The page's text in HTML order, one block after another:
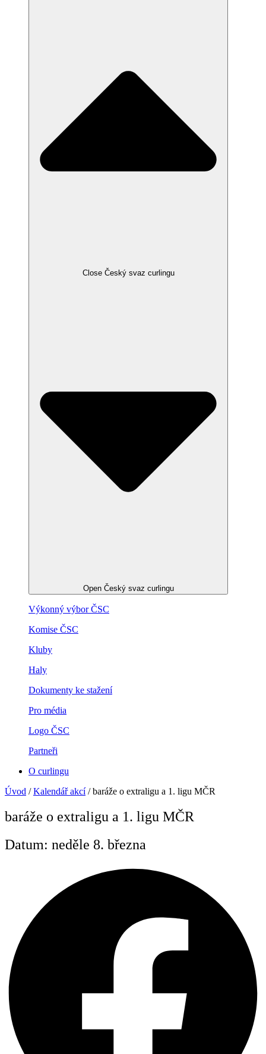
Close Český svaz curlingu
Open Český svaz curlingu
Výkonný výbor ČSC
Komise ČSC
Kluby
Haly
Dokumenty ke stažení
Pro média
Logo ČSC
Partneři
O curlingu
Úvod /Kalendář akcí/baráže o extraligu a 1. ligu MČR
baráže o extraligu a 1. ligu MČR
Datum: neděle 8. března